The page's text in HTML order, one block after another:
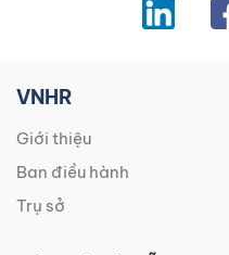
VNHR
Giới thiệu
Ban điều hành
Trụ sở